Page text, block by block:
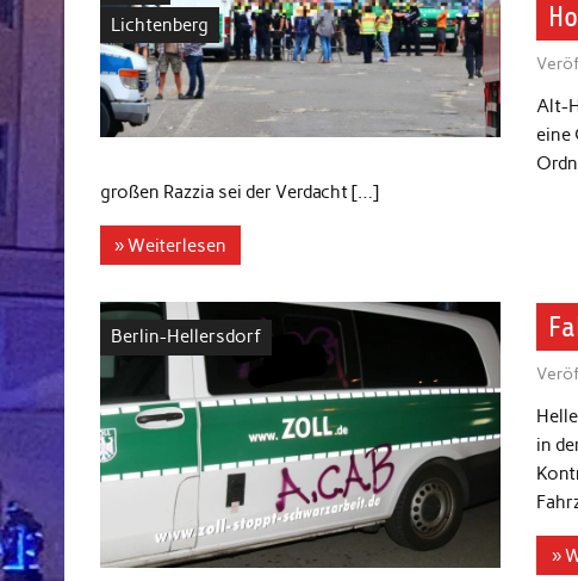
Lichtenberg
Alt-
eine
großen Razzia sei der Verdacht […]
» Weiterlesen
Berlin-Hellersdorf
in
»